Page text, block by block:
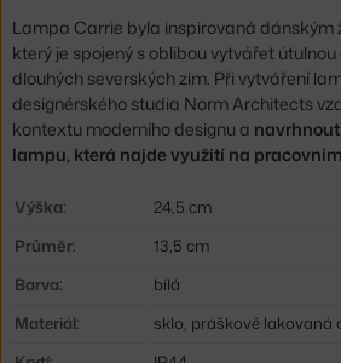
Lampa Carrie byla inspirovaná dánským
který je spojený s oblibou vytvářet
dlouhých severských zim. Při vytváření
designérského studia Norm Architects
kontextu moderního designu a
lampu, která najde využití na
Výška:
24,5 cm
Průměr:
13,5 cm
Barva:
bílá
Materiál:
sklo, práškově lakovaná